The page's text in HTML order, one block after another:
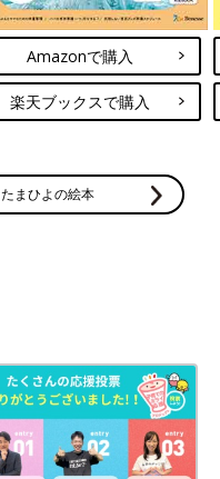
Amazonで購入
楽天ブックスで購入
たまひよの絵本